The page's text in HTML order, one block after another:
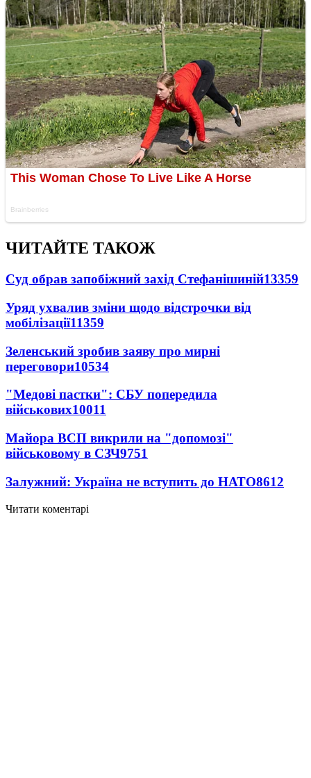
ЧИТАЙТЕ ТАКОЖ
Суд обрав запобіжний захід Стефанішиній13359
Уряд ухвалив зміни щодо відстрочки від
мобілізації11359
Зеленський зробив заяву про мирні
переговори10534
"Медові пастки": СБУ попередила
військових10011
Майора ВСП викрили на "допомозі"
військовому в СЗЧ9751
Залужний: Україна не вступить до НАТО8612
Читати коментарі